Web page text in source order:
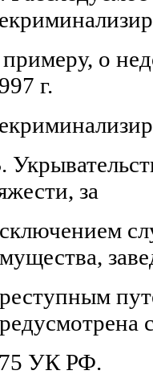
о
г.
за
УК РФ.